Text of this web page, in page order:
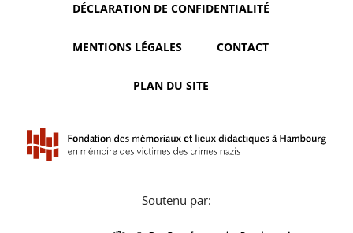
DÉCLARATION DE CONFIDENTIALITÉ
MENTIONS LÉGALES CONTACT
PLAN DU SITE
Soutenu par: